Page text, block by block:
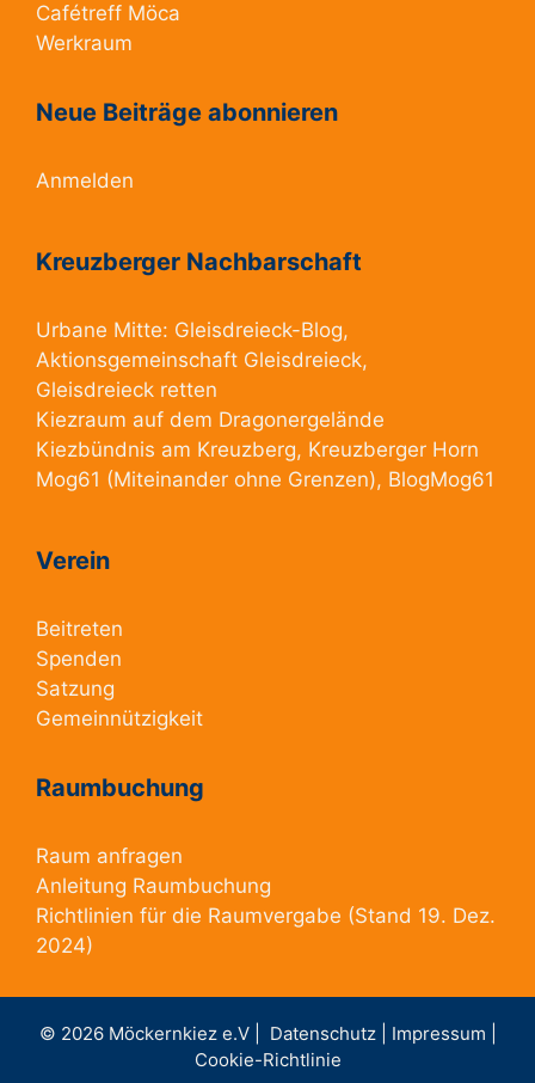
Cafétreff Möca
Werkraum
Neue Beiträge abonnieren
Anmelden
Kreuzberger Nachbarschaft
Urbane Mitte: Gleisdreieck-Blog,
Aktionsgemeinschaft Gleisdreieck,
Gleisdreieck retten
Kiezraum auf dem Dragonergelände
Kiezbündnis am Kreuzberg, Kreuzberger Horn
Mog61 (Miteinander ohne Grenzen), BlogMog61
Verein
Beitreten
Spenden
Satzung
Gemeinnützigkeit
Raumbuchung
Raum anfragen
Anleitung Raumbuchung
Richtlinien für die Raumvergabe (Stand 19. Dez.
2024)
© 2026 Möckernkiez e.V | Datenschutz | Impressum |
Cookie-Richtlinie